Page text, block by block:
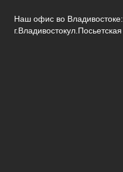
Наш офис во Владивостоке:
г.Владивосток